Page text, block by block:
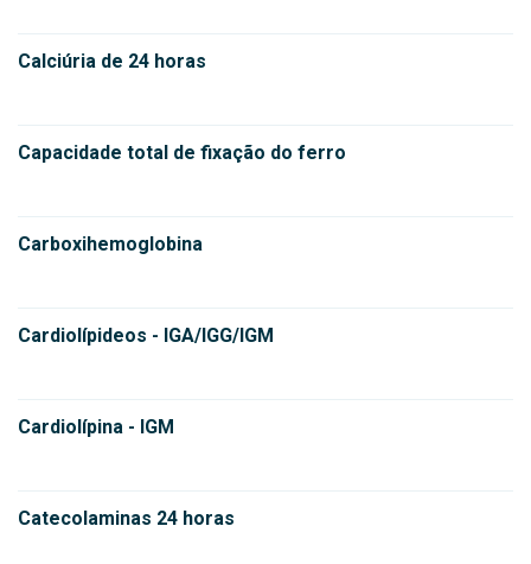
Calciúria de 24 horas
Capacidade total de fixação do ferro
Carboxihemoglobina
Cardiolípideos - IGA/IGG/IGM
Cardiolípina - IGM
Catecolaminas 24 horas